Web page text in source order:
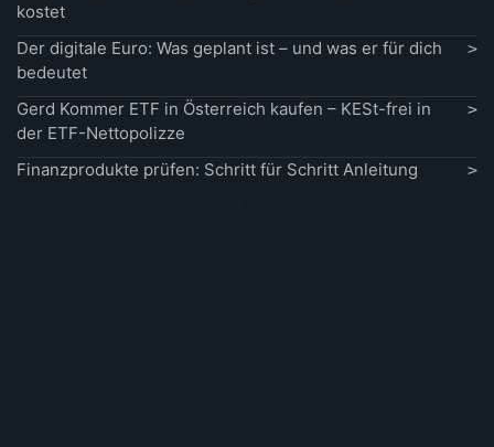
kostet
Der digitale Euro: Was geplant ist – und was er für dich
bedeutet
Gerd Kommer ETF in Österreich kaufen – KESt-frei in
der ETF-Nettopolizze
Finanzprodukte prüfen: Schritt für Schritt Anleitung